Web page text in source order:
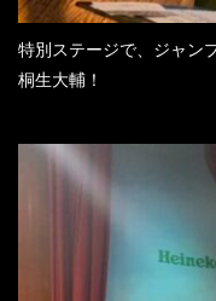
特別ステージで、ジャン
桐生大輔！